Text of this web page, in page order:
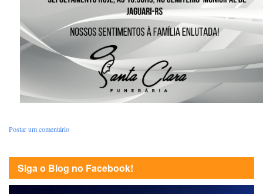
Postar um comentário
Siga o Blog no Facebook!